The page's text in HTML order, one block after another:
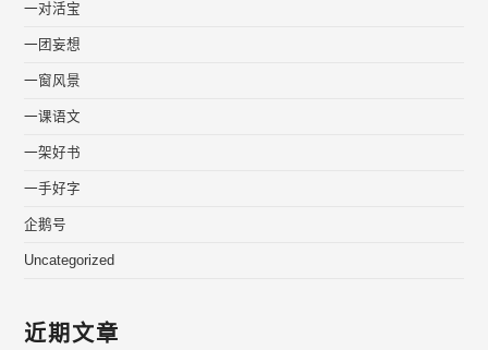
一对活宝
一团妄想
一窗风景
一课语文
一架好书
一手好字
企鹅号
Uncategorized
近期文章